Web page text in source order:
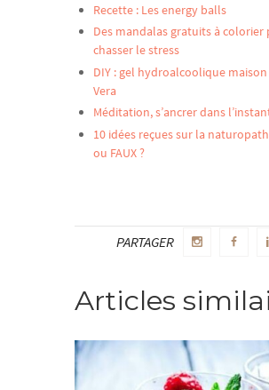
Recette : Les energy balls
Des mandalas gratuits à colorier
chasser le stress
DIY : gel hydroalcoolique maison
Vera
Méditation, s’ancrer dans
10 idées reçues sur la
ou FAUX ?
PARTAGER
Articles